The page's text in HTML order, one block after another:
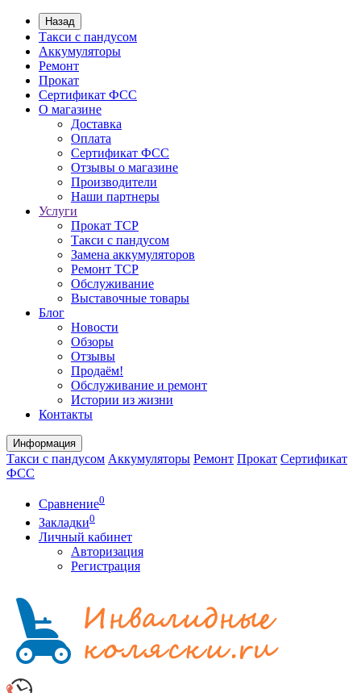
Назад
Такси с пандусом
Аккумуляторы
Ремонт
Прокат
Сертификат ФСС
О магазине
Доставка
Оплата
Сертификат ФСС
Отзывы о магазине
Производители
Наши партнеры
Услуги
Прокат ТСР
Такси с пандусом
Замена аккумуляторов
Ремонт ТСР
Обслуживание
Выставочные товары
Блог
Новости
Обзоры
Отзывы
Продаём!
Обслуживание и ремонт
Истории из жизни
Контакты
Информация
Такси с пандусом Аккумуляторы Ремонт Прокат Сертификат
ФСС
Сравнение0
Закладки0
Личный кабинет
Авторизация
Регистрация